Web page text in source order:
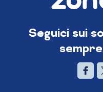
Seguici sui